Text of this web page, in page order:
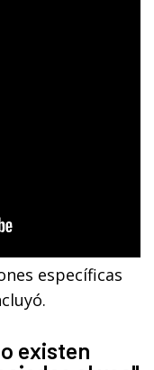
específicas
existen